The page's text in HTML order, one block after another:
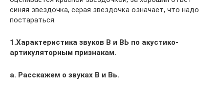
синяя звездочка, серая звездочка означает, что надо
постараться.
1.Характеристика звуков В и ВЬ по акустико-
артикуляторным признакам.
а. Расскажем о звуках В и Вь.